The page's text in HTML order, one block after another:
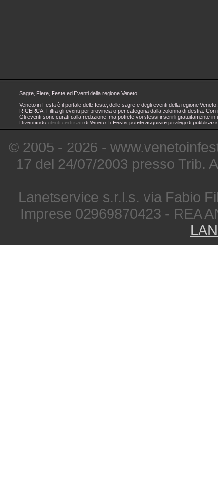
Sagre, Fiere, Feste ed Eventi della regione Veneto.
Veneto in Festa è il portale delle feste, delle sagre e degli eventi della regione
RICERCA: Filtra gli eventi per provincia o per categoria dalla colonna di destra.
Gli eventi sono curati dalla redazione, ma potrete voi stessi inserirli gratuitamente
Diventando utenti certificati di Veneto In Festa, potete acquisire privilegi di
© 2005 - 2026 -
17 del 24/07/2003 presso Trib.
Lanetservice s.r.l.s. via Fabio
Imprese 02969870423 - REA